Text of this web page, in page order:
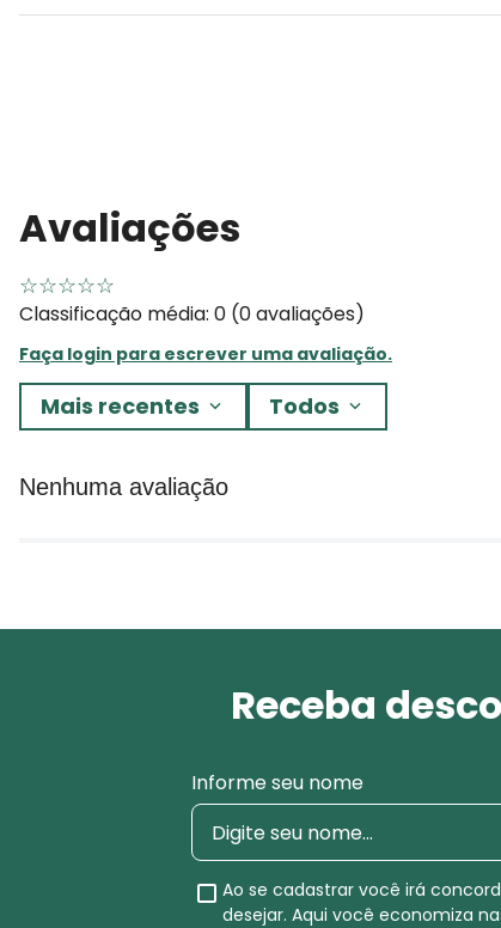
Avaliações
☆☆☆☆☆
Classificação média: 0 (0 avaliações)
Faça login para escrever uma avaliação.
Mais recentes Todos
Nenhuma avaliação
Receba
Informe seu nome
Ao se cadastrar você irá
desejar. Aqui você economiza